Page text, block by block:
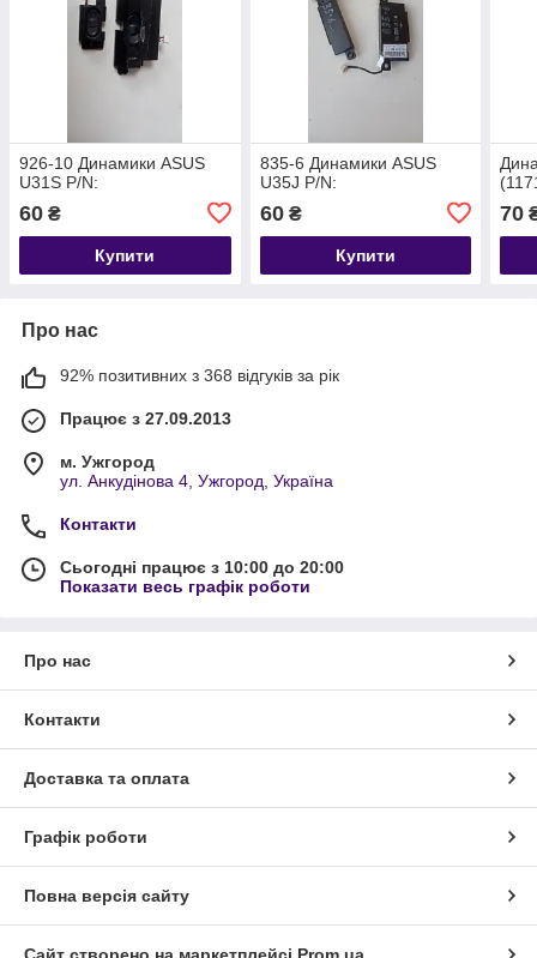
926-10 Динамики ASUS
U31S P/N:
60 ₴
Купити
835-6 Динамики ASUS
U35J P/N:
60₴
Купити
70
Про нас
92% позитивних з 368 відгуків за рік
Працює з 27.09.2013
м. Ужгород
ул. Анкудінова 4, Ужгород, Україна
Контакти
Сьогодні працює з 10:00 до 20:00
Показати весь графік роботи
Про нас
Контакти
Доставка та оплата
Графік роботи
Повна версія сайту